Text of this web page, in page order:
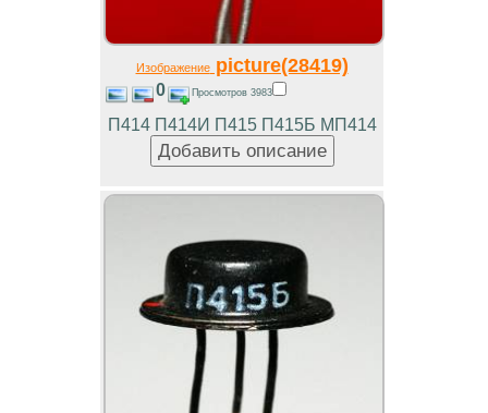
Изображениеpicture(28419)
0 Просмотров 3983
П414 П414И П415 П415Б МП414